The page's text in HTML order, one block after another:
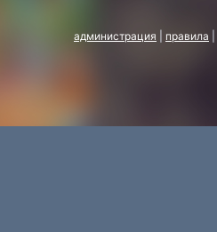
администрация правила